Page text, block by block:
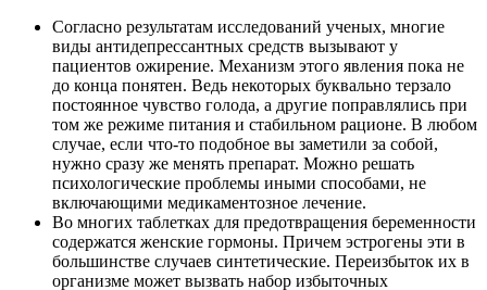
Согласно результатам исследований ученых, многие
виды антидепрессантных средств вызывают у
пациентов ожирение. Механизм этого явления пока не
до конца понятен. Ведь некоторых буквально терзало
постоянное чувство голода, а другие поправлялись при
том же режиме питания и стабильном рационе. В любом
случае, если что-то подобное вы заметили за собой,
нужно сразу же менять препарат. Можно решать
психологические проблемы иными способами, не
включающими медикаментозное лечение.
Во многих таблетках для предотвращения беременности
содержатся женские гормоны. Причем эстрогены эти в
большинстве случаев синтетические. Переизбыток их в
организме может вызвать набор избыточных